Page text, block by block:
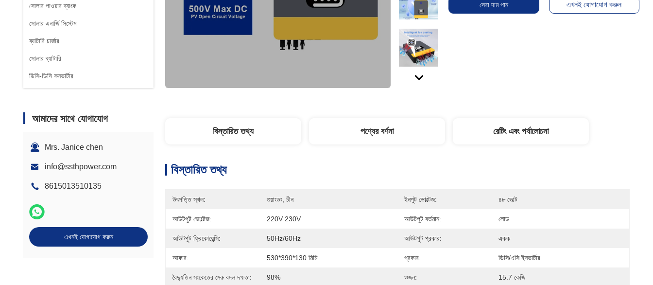
সোলার পাওয়ার ব্যাংক
সোলার এনার্জি সিস্টেম
ব্যাটারি চার্জার
সোলার ব্যাটারি
ডিসি-ডিসি কনভার্টার
আমাদের সাথে যোগাযোগ
Mrs. Janice chen
info@ssthpower.com
8615013510135
এখনই যোগাযোগ করুন
সেরা দাম পান এখনই যোগাযোগ করুন
বিস্তারিত তথ্য পণ্যের বর্ণনা রেটিং এবং পর্যালোচনা
বিস্তারিত তথ্য
উৎপত্তি স্থল: গুয়াংডং, চীন ইনপুট ভোল্টেজ: ৪৮ ভোল্ট
আউটপুট ভোল্টেজ: 220V 230V আউটপুট বর্তমান: লোড
আউটপুট ফ্রিকোয়েন্সি: 50Hz/60Hz আউটপুট প্রকার: একক
আকার: 530*390*130 মিমি প্রকার: ডিসি/এসি ইনভার্টার
বৈদ্যুতিন সংকেতের মেরু বদল দক্ষতা: 98% ওজন: 15.7 কেজি